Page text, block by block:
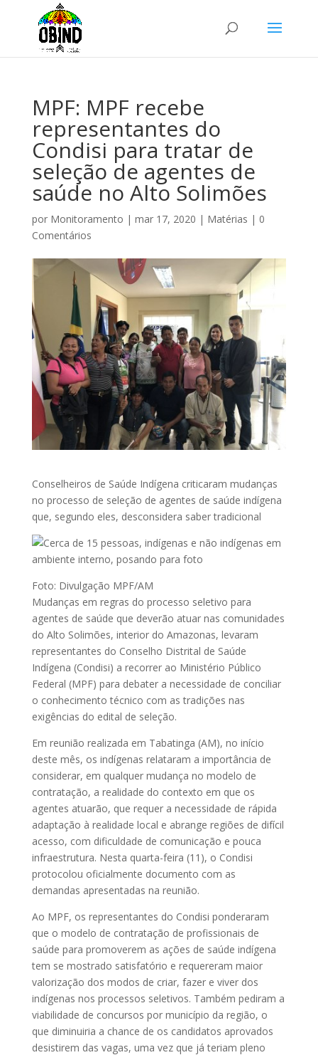
MPF: MPF recebe
representantes do
Condisi para tratar de
seleção de agentes de
saúde no Alto Solimões
por Monitoramento | mar 17, 2020 | Matérias | 0
Comentários
Conselheiros de Saúde Indígena criticaram mudanças
no processo de seleção de agentes de saúde indígena
que, segundo eles, desconsidera saber tradicional
Foto: Divulgação MPF/AM
Mudanças em regras do processo seletivo para
agentes de saúde que deverão atuar nas comunidades
do Alto Solimões, interior do Amazonas, levaram
representantes do Conselho Distrital de Saúde
Indígena (Condisi) a recorrer ao Ministério Público
Federal (MPF) para debater a necessidade de conciliar
o conhecimento técnico com as tradições nas
exigências do edital de seleção.
Em reunião realizada em Tabatinga (AM), no início
deste mês, os indígenas relataram a importância de
considerar, em qualquer mudança no modelo de
contratação, a realidade do contexto em que os
agentes atuarão, que requer a necessidade de rápida
adaptação à realidade local e abrange regiões de difícil
acesso, com dificuldade de comunicação e pouca
infraestrutura. Nesta quarta-feira (11), o Condisi
protocolou oficialmente documento com as
demandas apresentadas na reunião.
Ao MPF, os representantes do Condisi ponderaram
que o modelo de contratação de profissionais de
saúde para promoverem as ações de saúde indígena
tem se mostrado satisfatório e requereram maior
valorização dos modos de criar, fazer e viver dos
indígenas nos processos seletivos. Também pediram a
viabilidade de concursos por município da região, o
que diminuiria a chance de os candidatos aprovados
desistirem das vagas, uma vez que já teriam pleno